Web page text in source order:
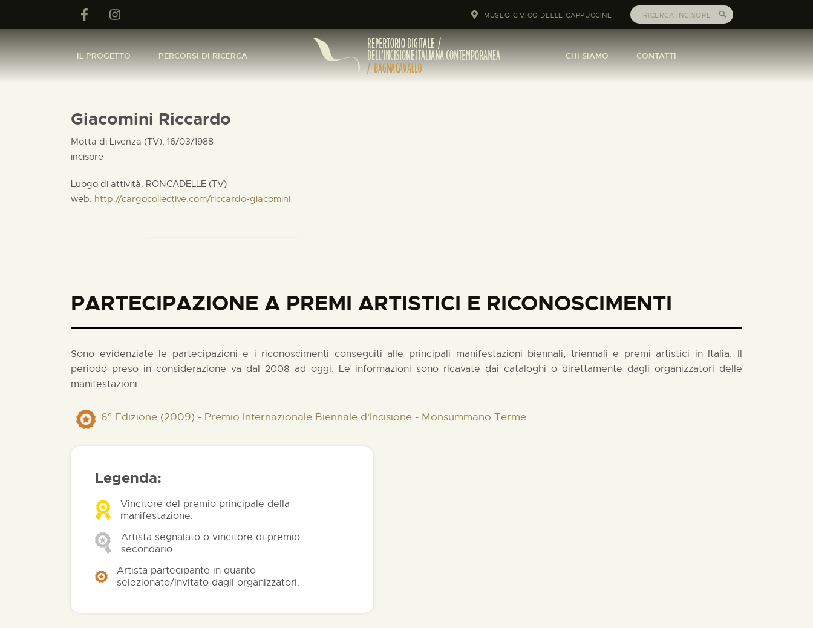
MUSEO CIVICO DELLE CAPPUCCINE
IL PROGETTO PERCORSI DI RICERCA CHI SIAMO CONTATTI
Giacomini Riccardo
Motta di Livenza (TV), 16/03/1988
incisore
Luogo di attività: RONCADELLE (TV)
web: http://cargocollective.com/riccardo-giacomini
PARTECIPAZIONE A PREMI ARTISTICI E RICONOSCIMENTI
Sono evidenziate le partecipazioni e i riconoscimenti conseguiti alle principali manifestazioni biennali, triennali e premi artistici in Italia. Il
periodo preso in considerazione va dal 2008 ad oggi. Le informazioni sono ricavate dai cataloghi o direttamente dagli organizzatori delle
manifestazioni.
6° Edizione (2009) - Premio Internazionale Biennale d'Incisione - Monsummano Terme
Legenda:
Vincitore del premio principale della
manifestazione.
Artista segnalato o vincitore di premio
secondario.
Artista partecipante in quanto
selezionato/invitato dagli organizzatori.